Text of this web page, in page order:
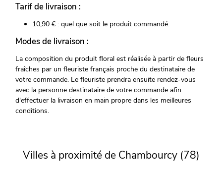
Tarif de livraison :
10,90 € : quel que soit le produit commandé.
Modes de livraison :
La composition du produit floral est réalisée à partir de fleurs
fraîches par un fleuriste français proche du destinataire de
votre commande. Le fleuriste prendra ensuite rendez-vous
avec la personne destinataire de votre commande afin
d'effectuer la livraison en main propre dans les meilleures
conditions.
Villes à proximité de Chambourcy (78)